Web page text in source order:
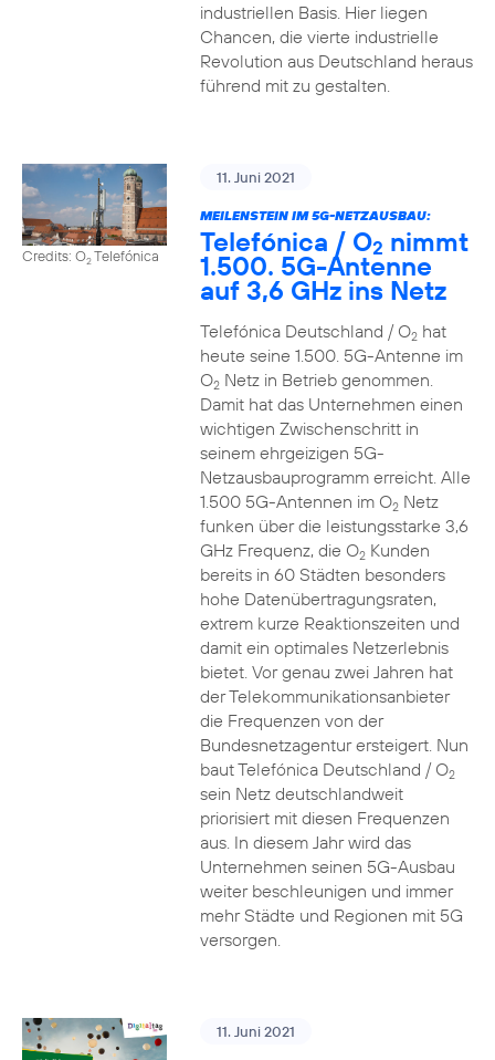
industriellen Basis. Hier liegen
Chancen, die vierte industrielle
Revolution aus Deutschland heraus
führend mit zu gestalten.
Credits: O2Telefónica
11. Juni 2021
MEILENSTEIN IM 5G-NETZAUSBAU:
Telefónica / O2 nimmt
1.500. 5G-Antenne
auf 3,6 GHz ins Netz
Telefónica Deutschland / O2hat
heute seine 1.500. 5G-Antenne im
O2Netz in Betrieb genommen.
Damit hat das Unternehmen einen
wichtigen Zwischenschritt in
seinem ehrgeizigen 5G-
Netzausbauprogramm erreicht. Alle
1.500 5G-Antennen im O2Netz
funken über die leistungsstarke 3,6
GHz Frequenz, die O2Kunden
bereits in 60 Städten besonders
hohe Datenübertragungsraten,
extrem kurze Reaktionszeiten und
damit ein optimales Netzerlebnis
bietet. Vor genau zwei Jahren hat
der Telekommunikationsanbieter
die Frequenzen von der
Bundesnetzagentur ersteigert. Nun
baut Telefónica Deutschland / O2
sein Netz deutschlandweit
priorisiert mit diesen Frequenzen
aus. In diesem Jahr wird das
Unternehmen seinen 5G-Ausbau
weiter beschleunigen und immer
mehr Städte und Regionen mit 5G
versorgen.
11. Juni 2021